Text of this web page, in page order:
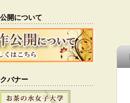
開について
バナー